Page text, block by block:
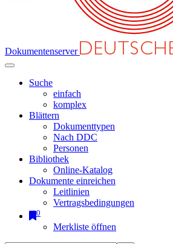
Dokumentenserver
Suche
einfach
komplex
Blättern
Dokumenttypen
Nach DDC
Personen
Bibliothek
Online-Katalog
Dokumente einreichen
Leitlinien
Vertragsbedingungen
0
Merkliste öffnen